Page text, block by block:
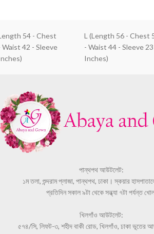
54 - Chest
Waist 42 - Sleeve
L (Length 56 - Chest
- Waist 44 - Sleeve 23
Inches)
পান্থপথ আউটলেট:
১ম তলা, শুন্দরাম প্লাজা, পান্থপথ, ঢাকা। স্কয়ার
প্রতিদিন সকাল ৯টা থেকে সন্ধ্যা ৭টা পর্যন্ত
খিলগাঁও আউটলেট:
৫৭৪/সি, লিফট-৩, শহীদ বাকী রোড, খিলগাঁও, ঢাকা ভূতের